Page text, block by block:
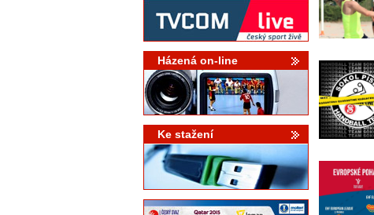
Házená on-line
Ke stažení